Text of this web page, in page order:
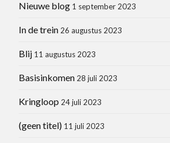
Nieuwe blog 1 september 2023
In de trein 26 augustus 2023
Blij 11 augustus 2023
Basisinkomen 28 juli 2023
Kringloop 24 juli 2023
(geen titel) 11 juli 2023